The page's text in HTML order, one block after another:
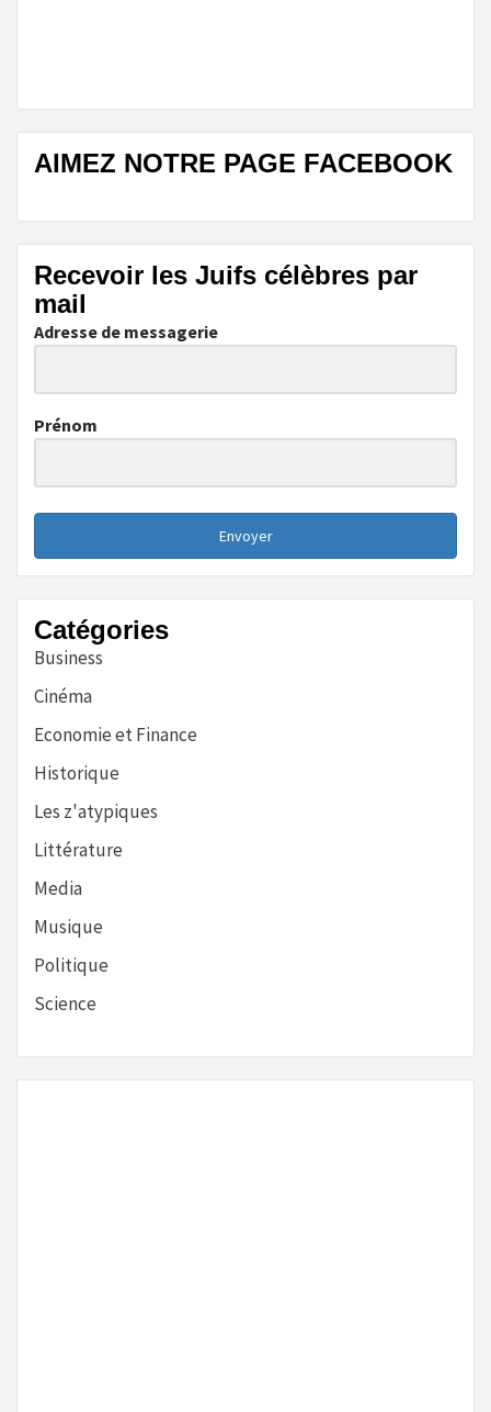
AIMEZ NOTRE PAGE FACEBOOK
Recevoir les Juifs célèbres par
mail
Adresse de messagerie
Prénom
Envoyer
Catégories
Business
Cinéma
Economie et Finance
Historique
Les z'atypiques
Littérature
Media
Musique
Politique
Science